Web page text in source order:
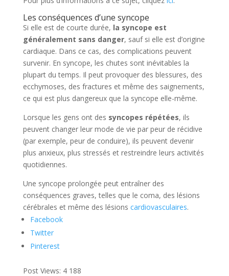
Les conséquences d’une syncope
Si elle est de courte durée, la syncope est
généralement sans danger, sauf si elle est d’origine
cardiaque. Dans ce cas, des complications peuvent
survenir. En syncope, les chutes sont inévitables la
plupart du temps. Il peut provoquer des blessures, des
ecchymoses, des fractures et même des saignements,
ce qui est plus dangereux que la syncope elle-même.
Lorsque les gens ont des syncopes répétées, ils
peuvent changer leur mode de vie par peur de récidive
(par exemple, peur de conduire), ils peuvent devenir
plus anxieux, plus stressés et restreindre leurs activités
quotidiennes.
Une syncope prolongée peut entraîner des
conséquences graves, telles que le coma, des lésions
cérébrales et même des lésions cardiovasculaires.
Facebook
Twitter
Pinterest
Post Views: 4 188